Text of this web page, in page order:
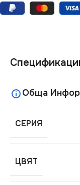
Обща
СЕРИЯ
ЦВЯТ